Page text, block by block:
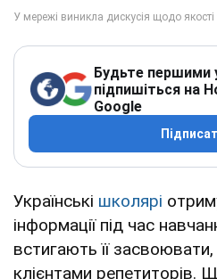
Будьте першими
підпишіться на
Google
Українські школярі
інформації під час
встигають її
клієнтами репетиторів.